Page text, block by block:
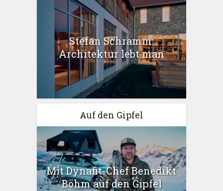
Stefan Schramm:
Architektur lebt man
Auf den Gipfel
Mit Dynafit-Chef Benedikt
Böhm auf den Gipfel